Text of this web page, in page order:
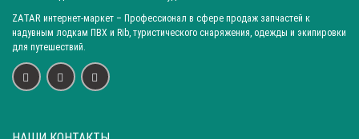
ZATAR интернет-маркет – Профессионал в сфере продаж запчастей к
надувным лодкам ПВХ и Rib, туристического снаряжения, одежды и экипировки
для путешествий.